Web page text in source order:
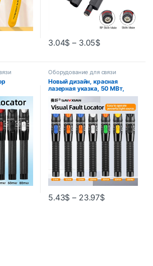
3.04$ – 3.05$
МВт
Оборудование для связи
Новый дизайн, красная
лазерная указка, 50 МВт,
VFL, визуальный локатор
неисправностей, тестер
оптоволоконного кабеля,
диапазон 50 МВт, оптический
FC/SC/ST
5.43$ – 23.97$